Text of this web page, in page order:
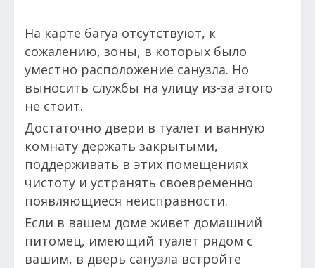
На карте багуа отсутствуют, к
сожалению, зоны, в которых было
уместно расположение санузла. Но
выносить службы на улицу из-за этого
не стоит.
Достаточно двери в туалет и ванную
комнату держать закрытыми,
поддерживать в этих помещениях
чистоту и устранять своевременно
появляющиеся неисправности.
Если в вашем доме живет домашний
питомец, имеющий туалет рядом с
вашим, в дверь санузла встройте